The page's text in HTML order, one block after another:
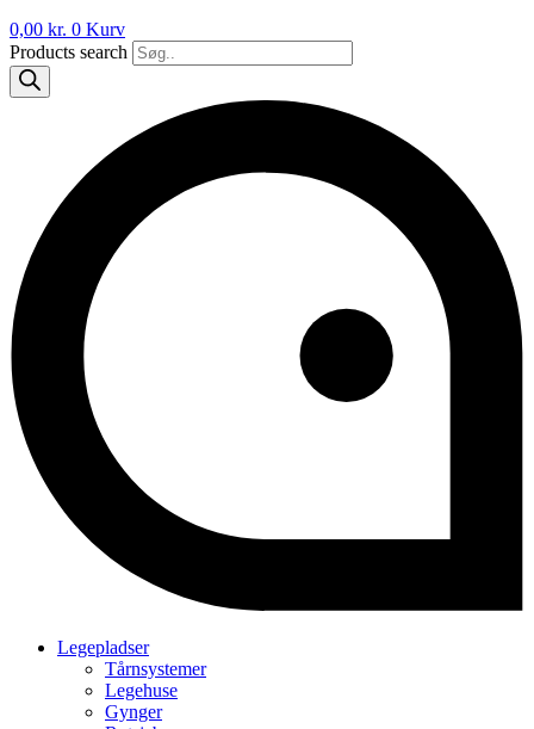
0,00 kr. 0 Kurv
Products search
Legepladser
Tårnsystemer
Legehuse
Gynger